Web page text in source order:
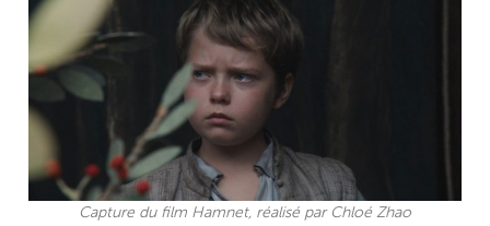
Capture du film Hamnet, réalisé par Chloé Zhao